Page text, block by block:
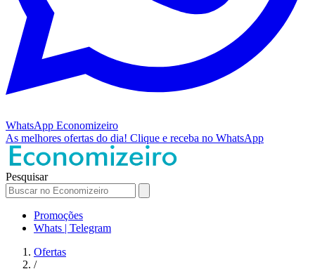
WhatsApp Economizeiro
As melhores ofertas do dia! Clique e receba no WhatsApp
Pesquisar
Promoções
Whats | Telegram
Ofertas
/